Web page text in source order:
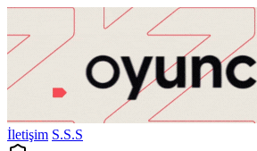
İletişim S.S.S